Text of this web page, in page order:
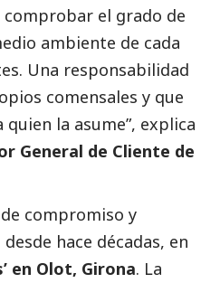
el grado de
ambiente de cada
Una responsabilidad
comensales y que
la asume”, explica
General de Cliente de
compromiso y
hace décadas, en
en Olot, Girona. La